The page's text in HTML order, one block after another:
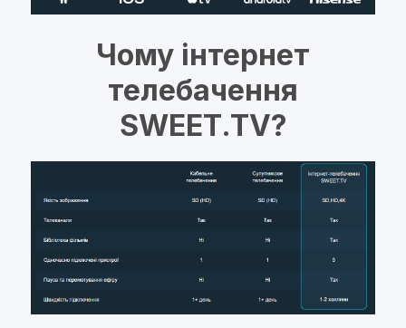
Чому інтернет
телебачення
SWEET.TV?